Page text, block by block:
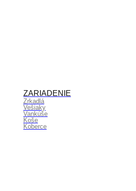
ZARIADENIE
Zrkadlá
Vešiaky
Vankúše
Koše
Koberce